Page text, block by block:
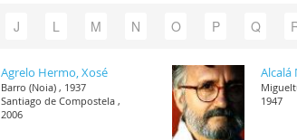
J L M N O P Q
Agrelo Hermo, Xosé
Barro (Noia) , 1937
Santiago de Compostela ,
2006
Alcalá
1947